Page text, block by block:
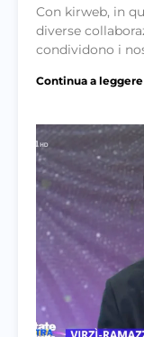
Con kirweb, in
diverse
condividono i
Continua a leggere